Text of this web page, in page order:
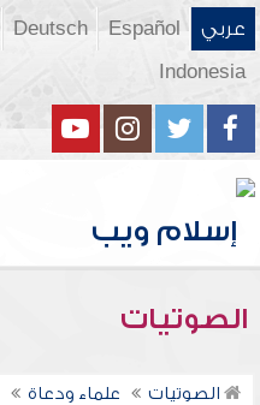
عربي Español
Deutsch
Indonesia
الصوتيات
الصوتيات علماء ودعاة